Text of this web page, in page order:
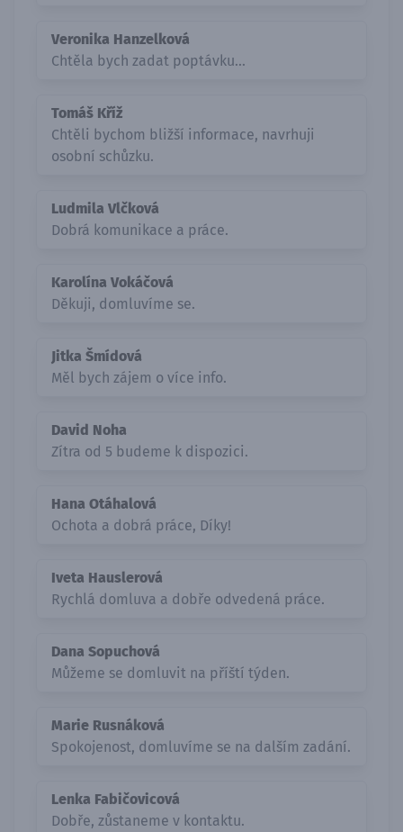
Veronika Hanzelková
Chtěla bych zadat poptávku...
Tomáš Kříž
Chtěli bychom bližší informace, navrhuji
osobní schůzku.
Ludmila Vlčková
Dobrá komunikace a práce.
Karolína Vokáčová
Děkuji, domluvíme se.
Jitka Šmídová
Měl bych zájem o více info.
David Noha
Zítra od 5 budeme k dispozici.
Hana Otáhalová
Ochota a dobrá práce, Díky!
Iveta Hauslerová
Rychlá domluva a dobře odvedená práce.
Dana Sopuchová
Můžeme se domluvit na příští týden.
Marie Rusnáková
Spokojenost, domluvíme se na dalším zadání.
Lenka Fabičovicová
Dobře, zůstaneme v kontaktu.